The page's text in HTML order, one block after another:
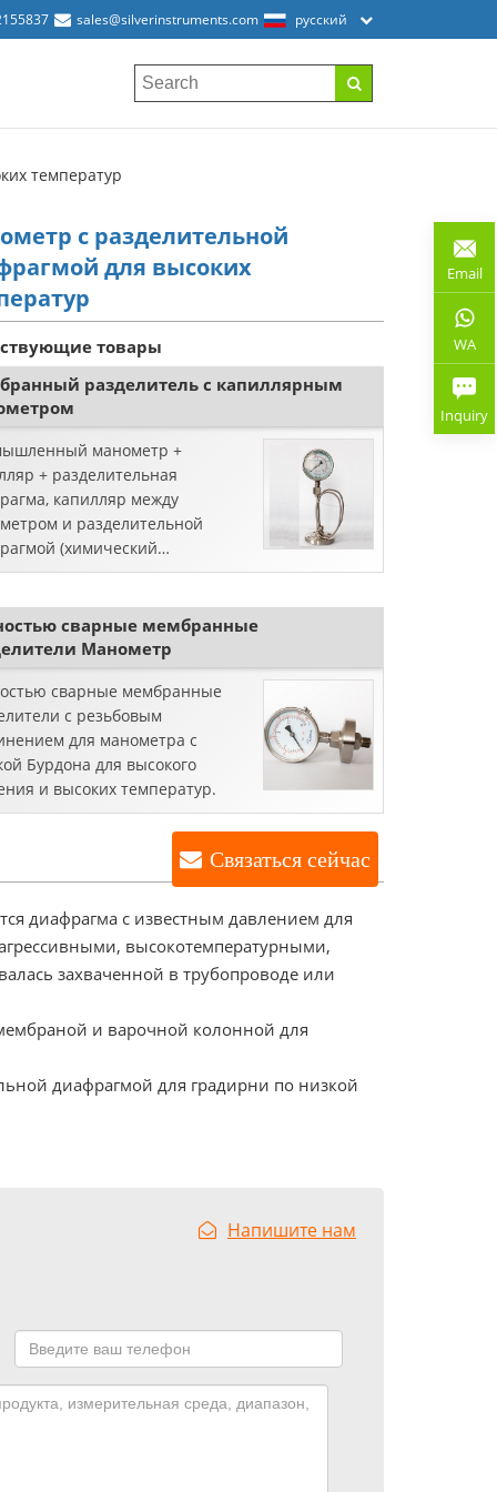
sales@silverinstruments.com русский
температур
с разделительной
для высоких
товары
разделитель с капиллярным
манометр +
+ разделительная
капилляр между
и разделительной
(химический
позволяет избежать
из-за повышения
скачков давления и т.
сварные мембранные
Манометр
сварные мембранные
с резьбовым
для манометра с
Бурдона для высокого
и высоких температур.
Связаться сейчас
диафрагма с известным давлением для
высокотемпературными,
захваченной в трубопроводе или
и варочной колонной для
диафрагмой для градирни по низкой
Напишите нам
Email
WA
Inquiry